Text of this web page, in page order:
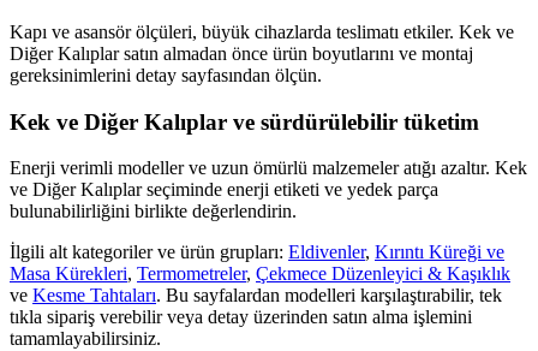
Kapı ve asansör ölçüleri, büyük cihazlarda teslimatı etkiler. Kek ve
Diğer Kalıplar satın almadan önce ürün boyutlarını ve montaj
gereksinimlerini detay sayfasından ölçün.
Kek ve Diğer Kalıplar ve sürdürülebilir tüketim
Enerji verimli modeller ve uzun ömürlü malzemeler atığı azaltır. Kek
ve Diğer Kalıplar seçiminde enerji etiketi ve yedek parça
bulunabilirliğini birlikte değerlendirin.
İlgili alt kategoriler ve ürün grupları: Eldivenler, Kırıntı Küreği ve
Masa Kürekleri, Termometreler, Çekmece Düzenleyici & Kaşıklık
ve Kesme Tahtaları. Bu sayfalardan modelleri karşılaştırabilir, tek
tıkla sipariş verebilir veya detay üzerinden satın alma işlemini
tamamlayabilirsiniz.